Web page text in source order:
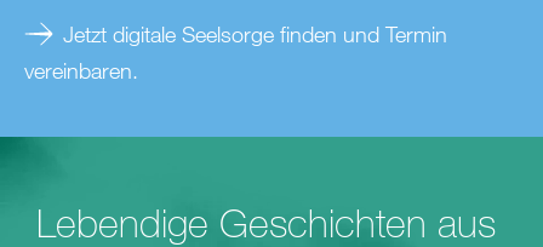
Jetzt digitale Seelsorge finden und Termin
vereinbaren.
Lebendige Geschichten aus